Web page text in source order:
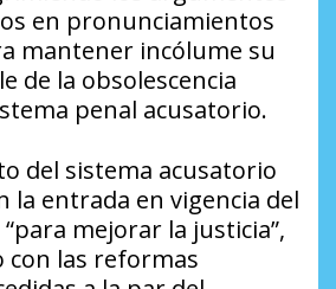
en pronunciamientos
mantener incólume su
de la obsolescencia
penal acusatorio.
del sistema acusatorio
la entrada en vigencia del
“para mejorar la justicia”,
con las reformas